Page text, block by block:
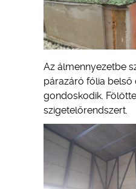
Az álmennyezetbe
párazáró fólia belső
gondoskodik.
szigetelőrendszert.